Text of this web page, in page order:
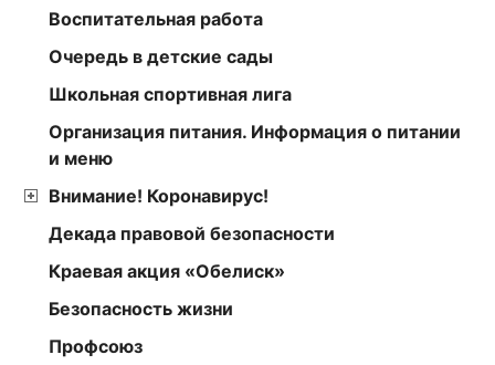
Воспитательная работа
Очередь в детские сады
Школьная спортивная лига
Организация питания. Информация о питании
и меню
Внимание! Коронавирус!
Декада правовой безопасности
Краевая акция «Обелиск»
Безопасность жизни
Профсоюз